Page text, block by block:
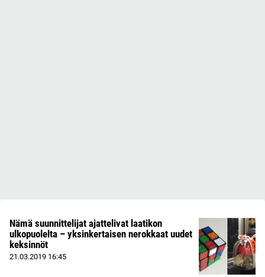
Nämä suunnittelijat ajattelivat laatikon
ulkopuolelta – yksinkertaisen nerokkaat uudet
keksinnöt
21.03.2019 16:45